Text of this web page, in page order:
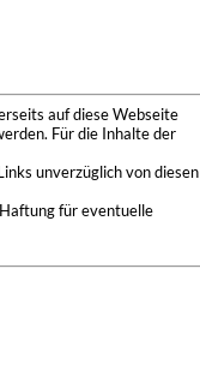
auf diese Webseite
Für die Inhalte der
unverzüglich von diesen
für eventuelle